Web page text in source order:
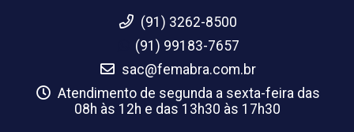
(91) 3262-8500
(91) 99183-7657
sac@femabra.com.br
Atendimento de segunda a sexta-feira das
08h às 12h e das 13h30 às 17h30